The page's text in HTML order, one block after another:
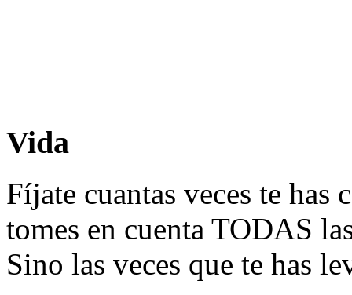
Vida
Fíjate cuantas veces te
tomes en cuenta TODAS
Sino las veces que te has